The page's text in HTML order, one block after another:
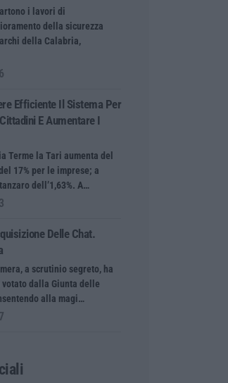
i lavori di
della sicurezza
della Calabria,
Efficiente Il Sistema Per
E Aumentare I
Terme la Tari aumenta del
17% per le imprese; a
dell’1,63%. A…
Delle Chat.
a scrutinio segreto, ha
dalla Giunta delle
alla magi…